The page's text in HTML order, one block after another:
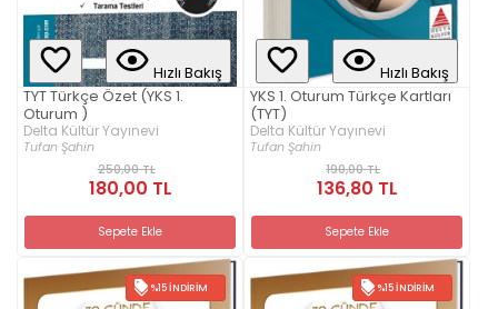
Hızlı Bakış
TYT Türkçe Özet (YKS 1.
Oturum )
Delta Kültür Yayınevi
Tufan Şahin
250,00 TL
180,00 TL
Sepete Ekle
Hızlı Bakış
YKS 1. Oturum Türkçe Kartları
(TYT)
Delta Kültür Yayınevi
Tufan Şahin
190,00 TL
136,80 TL
Sepete Ekle
%15 İNDIRIM %15 İNDIRIM